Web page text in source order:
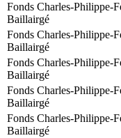
Fonds Charles-Philippe-
Baillairgé
Fonds Charles-Philippe-
Baillairgé
Fonds Charles-Philippe-
Baillairgé
Fonds Charles-Philippe-
Baillairgé
Fonds Charles-Philippe-
Baillairgé